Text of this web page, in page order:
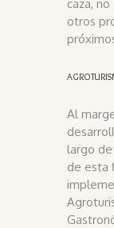
caza,
otros
Al
largo
de esta